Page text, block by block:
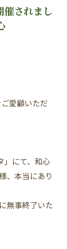
催されまし
愛顧いただ
」にて、和心
、本当にあり
無事終了いた